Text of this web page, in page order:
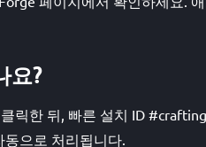
요?
릭한 뒤, 빠른 설치 ID
으로 처리됩니다.